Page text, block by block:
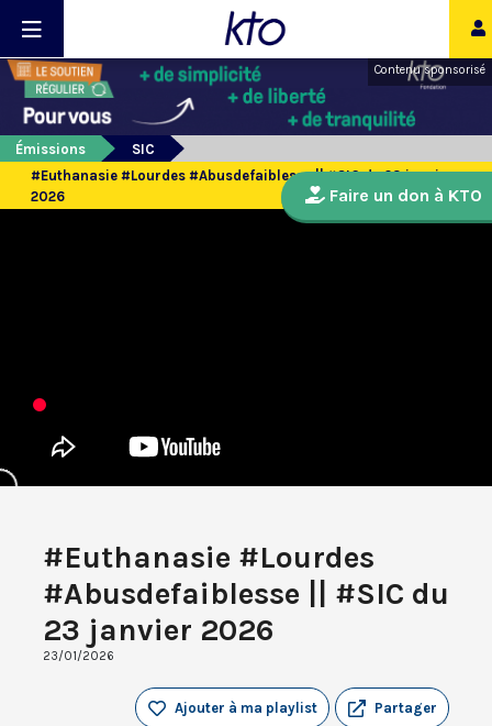
Contenu sponsorisé
Émissions
SIC
#Euthanasie #Lourdes #Abusdefaiblesse || #SIC du 23 janvier
2026
#Euthanasie #Lourdes
#Abusdefaiblesse || #SIC du
23 janvier 2026
23/01/2026
Partager
Ajouter à ma playlist
Faire un don à KTO